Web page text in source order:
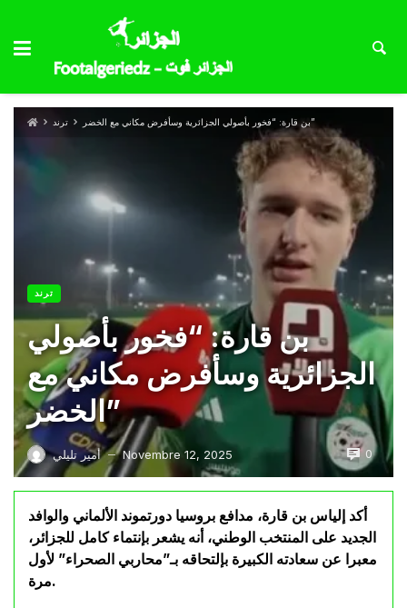
ترند بن قارة: “فخور بأصولي الجزائرية وسأفرض مكاني مع الخضر”
ترند
بن قارة: “فخور بأصولي
الجزائرية وسأفرض مكاني مع
الخضر”
أمير تليلي — Novembre 12, 2025 0
أكد إلياس بن قارة، مدافع بروسيا دورتموند الألماني والوافد
الجديد على المنتخب الوطني، أنه يشعر بإنتماء كامل للجزائر،
معبرا عن سعادته الكبيرة بإلتحاقه بـ”محاربي الصحراء” لأول
مرة.